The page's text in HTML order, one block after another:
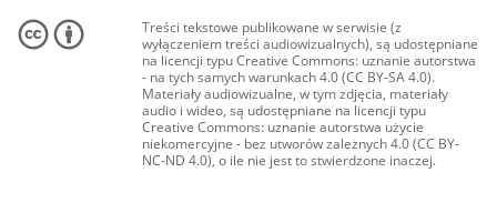
Treści tekstowe publikowane w serwisie (z
wyłączeniem treści audiowizualnych), są udostępniane
na licencji typu Creative Commons: uznanie autorstwa
- na tych samych warunkach 4.0 (CC BY-SA 4.0).
Materiały audiowizualne, w tym zdjęcia, materiały
audio i wideo, są udostępniane na licencji typu
Creative Commons: uznanie autorstwa użycie
niekomercyjne - bez utworów zależnych 4.0 (CC BY-
NC-ND 4.0), o ile nie jest to stwierdzone inaczej.